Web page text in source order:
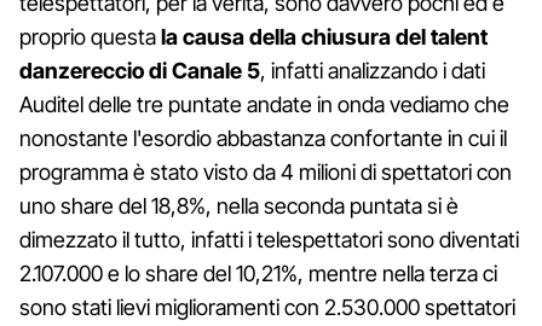
proprio questala causa della chiusura del talent
danzereccio di Canale 5, infatti analizzando i dati
Auditel delle tre puntate andate in onda vediamo che
nonostante l'esordio abbastanza confortante in cui il
programma è stato visto da 4 milioni di spettatori con
uno share del 18,8%, nella seconda puntata si è
dimezzato il tutto, infatti i telespettatori sono diventati
2.107.000 e lo share del 10,21%, mentre nella terza ci
sono stati lievi miglioramenti con 2.530.000 spettatori